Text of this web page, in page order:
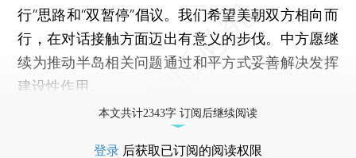
行”思路和“双暂停”倡议。我们希望美朝双方相向而
行，在对话接触方面迈出有意义的步伐。中方愿继
续为推动半岛相关问题通过和平方式妥善解决发挥
建设性作用。
本文共计2343字 订阅后继续阅读
登录 后获取已订阅的阅读权限